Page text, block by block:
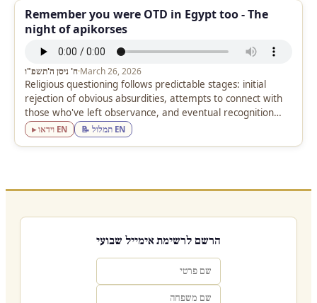
Remember you were OTD in Egypt too - The
night of apikorses
ח' ניסן ה'תשפ"ו·March 26, 2026
Religious questioning follows predictable stages: initial
rejection of obvious absurdities, attempts to connect with
those who've left observance, and eventual recognition
that the "simple" religious person may understand…
▸ וידאו EN 📝 תמלול EN
הרשם לרשימת אימייל שבועי